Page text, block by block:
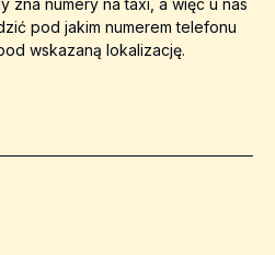
pod jakim numerem telefonu
wskazaną lokalizację.